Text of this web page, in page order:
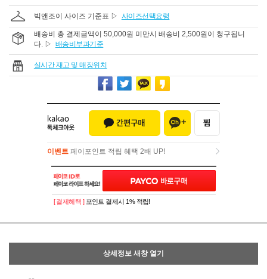
빅앤조이 사이즈 기준표 ▷ 사이즈선택요령
배송비 총 결제금액이 50,000원 미만시 배송비 2,500원이 청구됩니
다. ▷ 배송비부과기준
실시간 재고 및 매장위치
이벤트 페이포인트 적립 혜택 2배 UP!
이벤트페이포인트 적립 혜택 2배 UP!
[ 결제혜택 ] 포인트 결제시 1% 적립!
상세정보 새창 열기